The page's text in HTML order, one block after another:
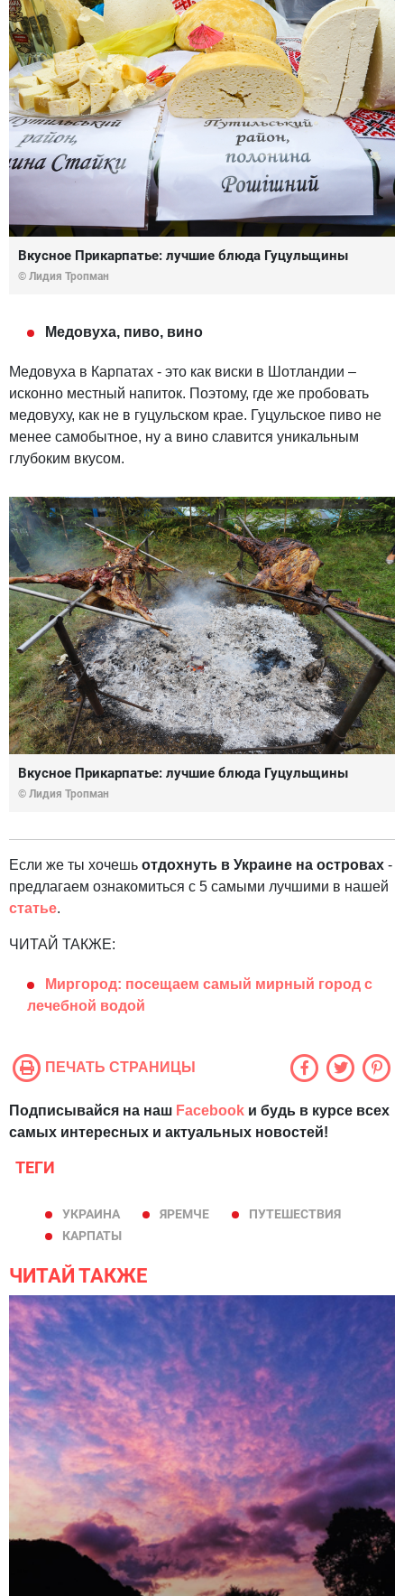
Вкусное Прикарпатье: лучшие блюда Гуцульщины
© Лидия Тропман
Медовуха, пиво, вино
Медовуха в Карпатах - это как виски в Шотландии –
исконно местный напиток. Поэтому, где же пробовать
медовуху, как не в гуцульском крае. Гуцульское пиво не
менее самобытное, ну а вино славится уникальным
глубоким вкусом.
Вкусное Прикарпатье: лучшие блюда Гуцульщины
© Лидия Тропман
Если же ты хочешь отдохнуть в Украине на островах -
предлагаем ознакомиться с 5 самыми лучшими в нашей
статье.
ЧИТАЙ ТАКЖЕ:
Миргород: посещаем самый мирный город с
лечебной водой
ПЕЧАТЬ СТРАНИЦЫ
Подписывайся на наш Facebook и будь в курсе всех
самых интересных и актуальных новостей!
ТЕГИ
УКРАИНА ЯРЕМЧЕ
ПУТЕШЕСТВИЯ
КАРПАТЫ
ЧИТАЙ ТАКЖЕ